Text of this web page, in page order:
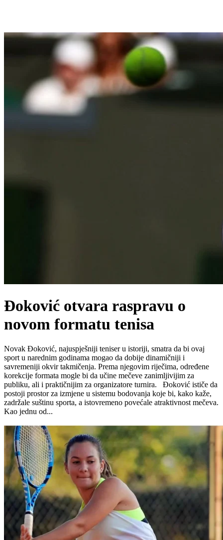
Đoković otvara raspravu o
novom formatu tenisa
Novak Đoković, najuspješniji teniser u istoriji, smatra da bi ovaj
sport u narednim godinama mogao da dobije dinamičniji i
savremeniji okvir takmičenja. Prema njegovim riječima, određene
korekcije formata mogle bi da učine mečeve zanimljivijim za
publiku, ali i praktičnijim za organizatore turnira. Đoković ističe da
postoji prostor za izmjene u sistemu bodovanja koje bi, kako kaže,
zadržale suštinu sporta, a istovremeno povećale atraktivnost mečeva.
Kao jednu od...